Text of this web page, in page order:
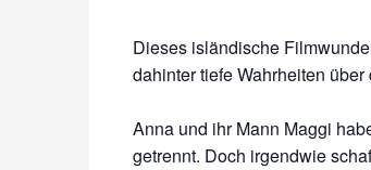
Dieses isländische
dahinter tiefe Wahrheiten über
Anna und ihr Mann Maggi
getrennt. Doch irgendwie